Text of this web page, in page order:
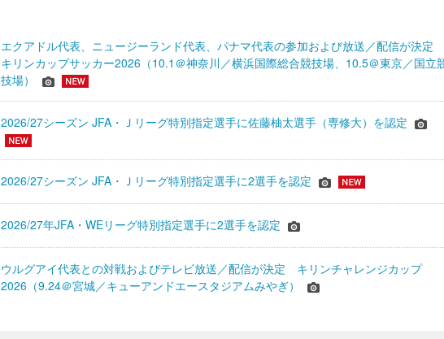
エクアドル代表、ニュージーランド代表、パナマ代表の参加および放送／配信が決定
キリンカップサッカー2026（10.1＠神奈川／横浜国際総合競技場、10.5＠東京／国立
技場）
2026/27シーズン JFA・Ｊリーグ特別指定選手に佐藤柚太選手（専修大）を認定
2026/27シーズン JFA・Ｊリーグ特別指定選手に2選手を認定
2026/27年JFA・WEリーグ特別指定選手に2選手を認定
ウルグアイ代表との対戦およびテレビ放送／配信が決定 キリンチャレンジカップ
2026（9.24＠宮城／キューアンドエースタジアムみやぎ）